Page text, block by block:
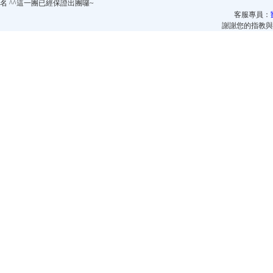
^^這一團已經保證出團囉~
客服專員：
謝謝您的指教